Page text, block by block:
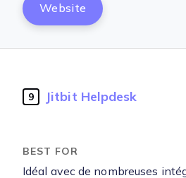
Website
9 Jitbit Helpdesk
Idéal avec de nombreuses